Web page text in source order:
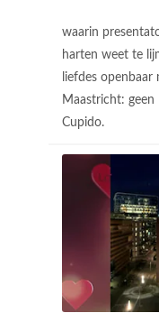
waarin
harten weet te
liefdes openbaar
Maastricht: geen
Cupido.